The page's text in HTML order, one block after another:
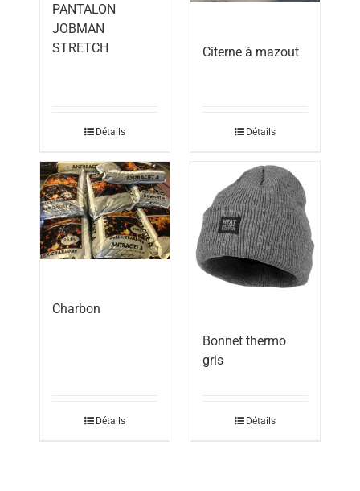
PANTALON
JOBMAN
STRETCH
Détails
Citerne à mazout
Détails
Charbon
Détails
Bonnet thermo
gris
Détails